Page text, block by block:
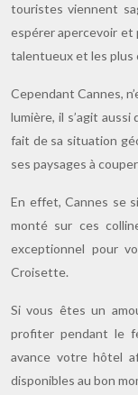
touristes viennent
espérer apercevoir et
talentueux et les plus
Cependant Cannes,
lumière, il s’agit aussi
fait de sa situation
ses paysages à
En effet, Cannes se
monté sur ces
exceptionnel pour
Croisette.
Si vous êtes un
profiter pendant le
avance votre hôtel
disponibles au bon